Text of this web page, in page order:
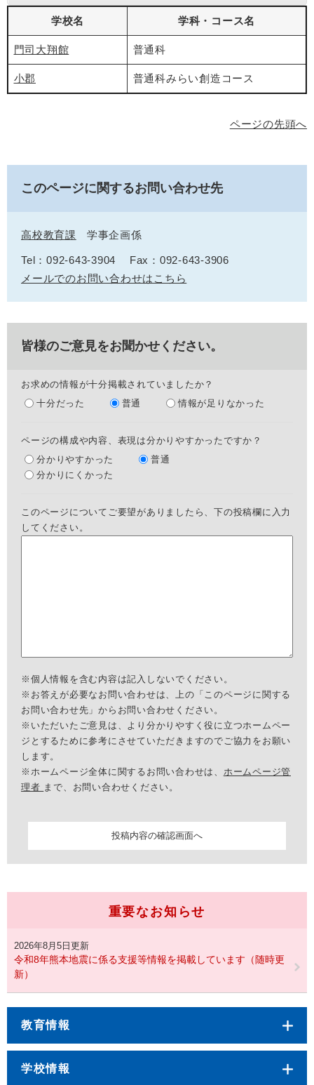
学校名 学科・コース名
門司大翔館 普通科
小郡 普通科みらい創造コース
ページの先頭へ
このページに関するお問い合わせ先
高校教育課 学事企画係
Tel：092-643-3904
Fax：092-643-3906
メールでのお問い合わせはこちら
皆様のご意見をお聞かせください。
お求めの情報が十分掲載されていましたか？
十分だった
普通 情報が足りなかった
ページの構成や内容、表現は分かりやすかったですか？
分かりやすかった
普通
分かりにくかった
このページについてご要望がありましたら、下の投稿欄に入力
してください。
※個人情報を含む内容は記入しないでください。
※お答えが必要なお問い合わせは、上の「このページに関する
お問い合わせ先」からお問い合わせください。
※いただいたご意見は、より分かりやすく役に立つホームペー
ジとするために参考にさせていただきますのでご協力をお願い
します。
※ホームページ全体に関するお問い合わせは、 ホームページ管
理者 まで、お問い合わせください。
重要なお知らせ
2026年8月5日更新
令和8年熊本地震に係る支援等情報を掲載しています（随時更
新）
教育情報
学校情報